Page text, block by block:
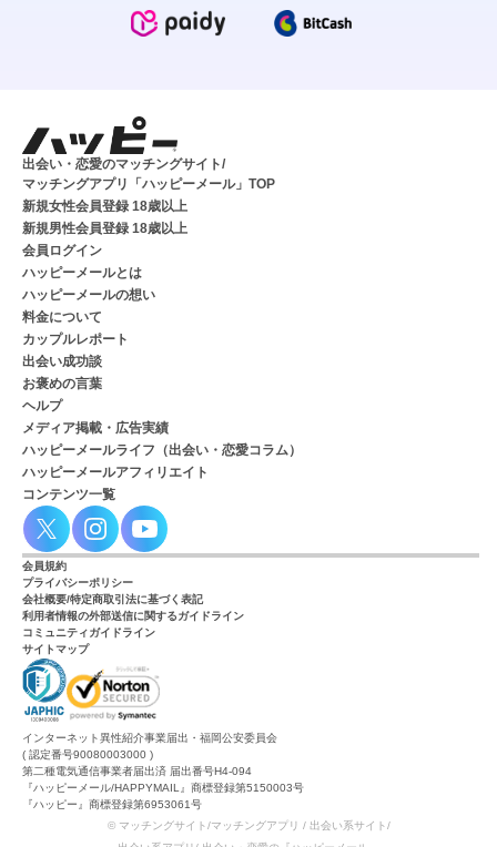
出会い・恋愛のマッチングサイト/
マッチングアプリ「ハッピーメール」TOP
新規女性会員登録 18歳以上
新規男性会員登録 18歳以上
会員ログイン
ハッピーメールとは
ハッピーメールの想い
料金について
カップルレポート
出会い成功談
お褒めの言葉
ヘルプ
メディア掲載・広告実績
ハッピーメールライフ（出会い・恋愛コラム）
ハッピーメールアフィリエイト
コンテンツ一覧
会員規約
プライバシーポリシー
会社概要/特定商取引法に基づく表記
利用者情報の外部送信に関するガイドライン
コミュニティガイドライン
サイトマップ
インターネット異性紹介事業届出・福岡公安委員会
( 認定番号90080003000 )
第二種電気通信事業者届出済 届出番号H4-094
『ハッピーメール/HAPPYMAIL』商標登録第5150003号
『ハッピー』商標登録第6953061号
© マッチングサイト/マッチングアプリ / 出会い系サイト/